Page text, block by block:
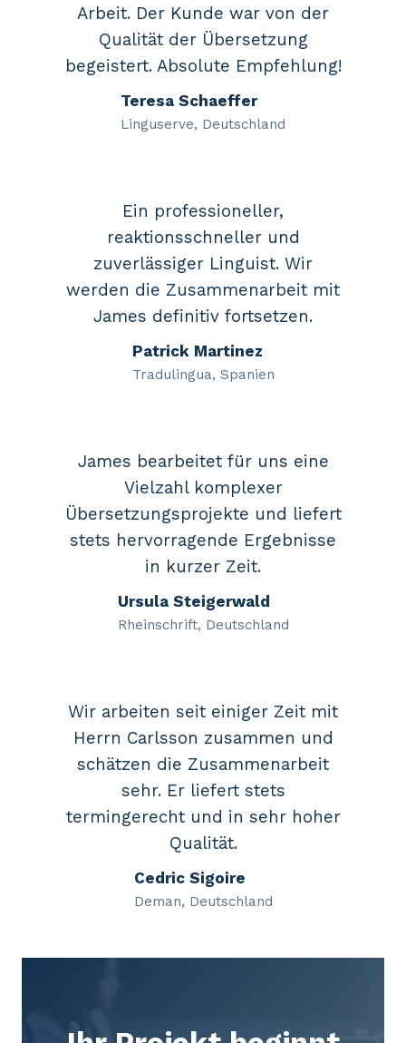
Arbeit. Der Kunde war von der
Qualität der Übersetzung
begeistert. Absolute Empfehlung!
Teresa Schaeffer
Linguserve, Deutschland
Ein professioneller,
reaktionsschneller und
zuverlässiger Linguist. Wir
werden die Zusammenarbeit mit
James definitiv fortsetzen.
Patrick Martinez
Tradulingua, Spanien
James bearbeitet für uns eine
Vielzahl komplexer
Übersetzungsprojekte und liefert
stets hervorragende Ergebnisse
in kurzer Zeit.
Ursula Steigerwald
Rheinschrift, Deutschland
Wir arbeiten seit einiger Zeit mit
Herrn Carlsson zusammen und
schätzen die Zusammenarbeit
sehr. Er liefert stets
termingerecht und in sehr hoher
Qualität.
Cedric Sigoire
Deman, Deutschland